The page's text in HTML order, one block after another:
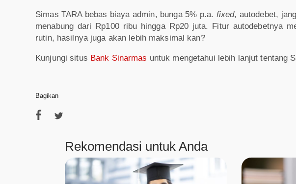
Simas TARA bebas biaya admin, bunga 5% p.a. fixed, autodebet,
menabung dari Rp100 ribu hingga Rp20 juta. Fitur autodebetnya
rutin, hasilnya juga akan lebih maksimal kan?
Kunjungi situs Bank Sinarmas untuk mengetahui lebih lanjut tentang
Bagikan
Rekomendasi untuk Anda